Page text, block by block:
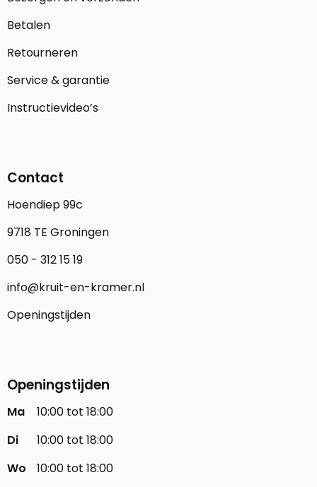
Betalen
Retourneren
Service & garantie
Instructievideo’s
Contact
Hoendiep 99c
9718 TE Groningen
050 - 312 15 19
info@kruit-en-kramer.nl
Openingstijden
Openingstijden
Ma
10:00 tot 18:00
Di
10:00 tot 18:00
Wo
10:00 tot 18:00